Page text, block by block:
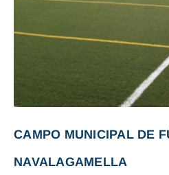
CAMPO MUNICIPAL DE
NAVALAGAMELLA